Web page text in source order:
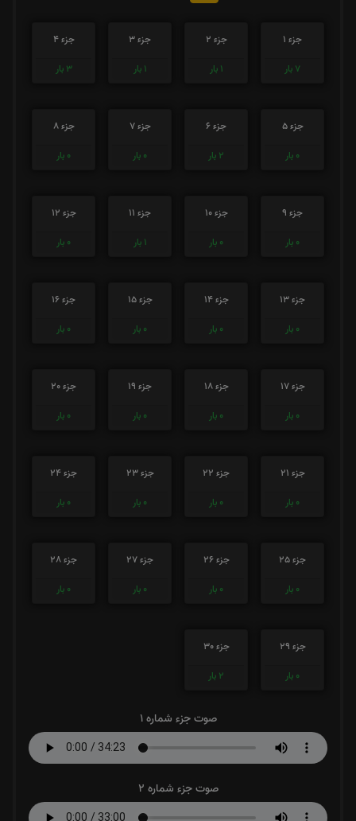
جزء 1
7 بار
جزء 2
1 بار
جزء 3
1 بار
جزء 4
3 بار
جزء 5
0 بار
جزء 6
2 بار
جزء 7
0 بار
جزء 8
0 بار
جزء 9
0 بار
جزء 10
0 بار
جزء 11
1 بار
جزء 12
0 بار
جزء 13
0 بار
جزء 14
0 بار
جزء 15
0 بار
جزء 16
0 بار
جزء 17
0 بار
جزء 18
0 بار
جزء 19
0 بار
جزء 20
0 بار
جزء 21
0 بار
جزء 22
0 بار
جزء 23
0 بار
جزء 24
0 بار
جزء 25
0 بار
جزء 26
0 بار
جزء 27
0 بار
جزء 28
0 بار
جزء 29
0 بار
جزء 30
2 بار
صوت جزء شماره 1
صوت جزء شماره 2